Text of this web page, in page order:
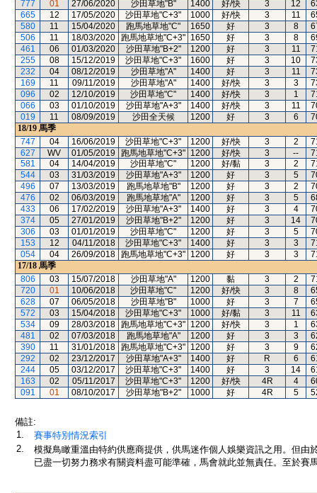
777
01 27/06/2020 沙田草地"B" 1400 好/快 3 12
665
12 17/05/2020 沙田草地"C+3" 1000 好/快 3 11
580
11 15/04/2020 跑馬地草地"C" 1650 好 3 8
506
11 18/03/2020 跑馬地草地"C+3" 1650 好 3 8
461
06 01/03/2020 沙田草地"B+2" 1200 好 3 11
255
08 15/12/2019 沙田草地"C+3" 1600 好 3 10
232
04 08/12/2019 沙田草地"A" 1400 好 3 11
169
11 09/11/2019 沙田草地"A" 1400 好/快 3 3
096
02 12/10/2019 沙田草地"C" 1400 好/快 3 1
066
03 01/10/2019 沙田草地"A+3" 1400 好/快 3 11
019
11 08/09/2019 沙田全天候 1200 好 3 6
18/19 馬季
747
04 16/06/2019 沙田草地"C+3" 1200 好/快 3 2
627
WV 01/05/2019 跑馬地草地"C+3" 1200 好/快 3 --
581
04 14/04/2019 沙田草地"C" 1200 好/黏 3 2
544
03 31/03/2019 沙田草地"A+3" 1200 好 3 5
496
07 13/03/2019 跑馬地草地"B" 1200 好 3 2
476
02 06/03/2019 跑馬地草地"A" 1200 好 3 5
433
06 17/02/2019 沙田草地"A+3" 1400 好 3 4
374
05 27/01/2019 沙田草地"B+2" 1200 好 3 14
306
03 01/01/2019 沙田草地"C" 1200 好 3 5
153
12 04/11/2018 沙田草地"C+3" 1400 好 3 3
054
04 26/09/2018 跑馬地草地"C+3" 1200 好 3 3
17/18 馬季
806
03 15/07/2018 沙田草地"A" 1200 黏 3 2
720
01 10/06/2018 沙田草地"C" 1200 好/快 3 8
628
07 06/05/2018 沙田草地"B" 1000 好 3 7
572
03 15/04/2018 沙田草地"C+3" 1000 好/黏 3 11
534
09 28/03/2018 跑馬地草地"C+3" 1200 好/快 3 1
481
02 07/03/2018 跑馬地草地"A" 1200 好 3 3
390
11 31/01/2018 跑馬地草地"C+3" 1200 好 3 9
292
02 23/12/2017 沙田草地"A+3" 1400 好 R 6
244
05 03/12/2017 沙田草地"C+3" 1400 好 3 14
163
02 05/11/2017 沙田草地"C+3" 1200 好/快 4R 4
091
01 08/10/2017 沙田草地"B+2" 1000 好 4R 5
備註:
1.
賽事特別情況索引
2.
模擬鳥瞰重溫由特約供應商提供，供馬迷作個人娛樂資訊之用。但
已盡一切努力務求有關資料盡可能準確，馬會就此並無責任。至於賽